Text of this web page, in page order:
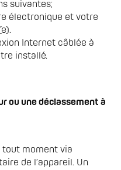
suivantes;
installé.
ou une déclassement à
tout moment via
de l’appareil. Un